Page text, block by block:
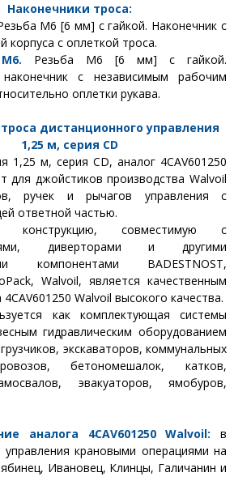
Наконечники троса:
М6 [6 мм] с гайкой. Наконечник с
корпуса с оплеткой троса.
М6. Резьба М6 [6 мм] с гайкой.
с независимым рабочим
оплетки рукава.
дистанционного управления
1,25 м, серия CD
1,25 м, серия CD, аналог 4CAV601250
для джойстиков производства Walvoil
ручек и рычагов управления с
ответной частью.
совместимую с
диверторами и другими
компонентами BADESTNOST,
Walvoil, является качественным
Walvoil высокого качества.
как комплектующая системы
гидравлическим оборудованием
экскаваторов, коммунальных
бетономешалок, катков,
эвакуаторов, ямобуров,
аналога 4CAV601250 Walvoil: в
управления крановыми операциями на
Ивановец, Клинцы, Галичанин и